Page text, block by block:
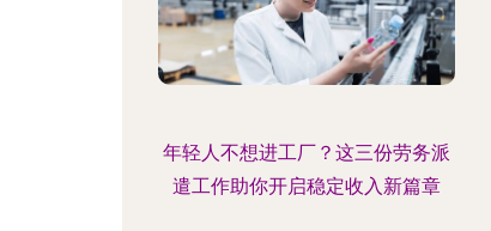
年轻人不想进工厂？这三份劳务派
遣工作助你开启稳定收入新篇章